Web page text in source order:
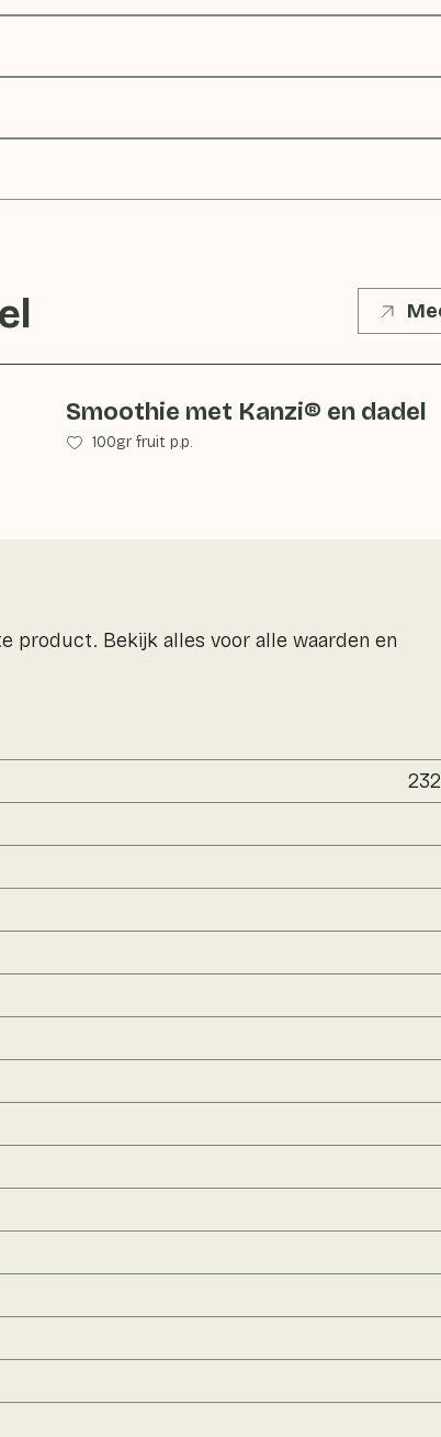
Smoothie met Kanzi® en dadel
100gr fruit p.p.
product. Bekijk alles voor alle waarden en